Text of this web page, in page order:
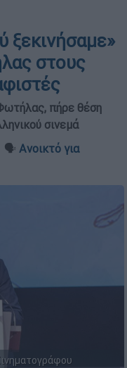
ξεκινήσαμε»
στους
πήρε θέση
σινεμά
🗣️ Ανοικτό για